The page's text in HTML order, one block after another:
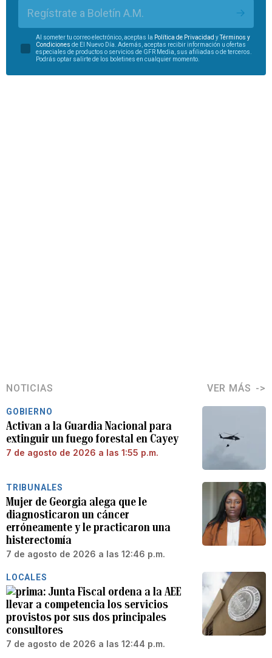
Regístrate a Boletín A.M.
Al someter tu correo electrónico, aceptas la Política de Privacidad yTérminos y
Condiciones de El Nuevo Día. Además, aceptas recibir información u ofertas
especiales de productos o servicios de GFR Media, sus afiliadas o de terceros.
Podrás optar salirte de los boletines en cualquier momento.
NOTICIAS VER MÁS
GOBIERNO
Activan a la Guardia Nacional para
extinguir un fuego forestal en Cayey
7 de agosto de 2026 a las 1:55 p.m.
TRIBUNALES
Mujer de Georgia alega que le
diagnosticaron un cáncer
erróneamente y le practicaron una
histerectomía
7 de agosto de 2026 a las 12:46 p.m.
LOCALES
Junta Fiscal ordena a la AEE
llevar a competencia los servicios
provistos por sus dos principales
consultores
7 de agosto de 2026 a las 12:44 p.m.